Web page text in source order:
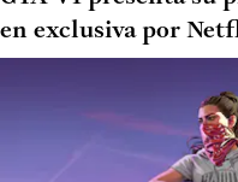
en exclusiva por